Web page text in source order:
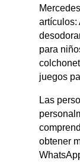
artículos:
para
juegos
Las
obtener